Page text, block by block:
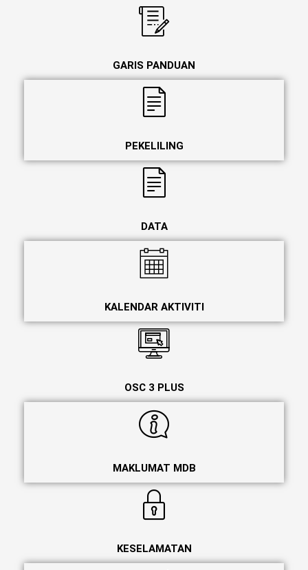
GARIS PANDUAN
PEKELILING
DATA
KALENDAR AKTIVITI
OSC 3 PLUS
MAKLUMAT MDB
KESELAMATAN